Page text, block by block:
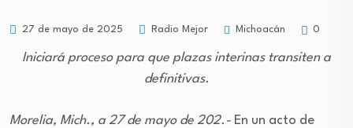
27 de mayo de 2025 Radio Mejor Michoacán 0
Iniciará proceso para que plazas interinas transiten a
definitivas.
Morelia, Mich., a 27 de mayo de 202.- En un acto de